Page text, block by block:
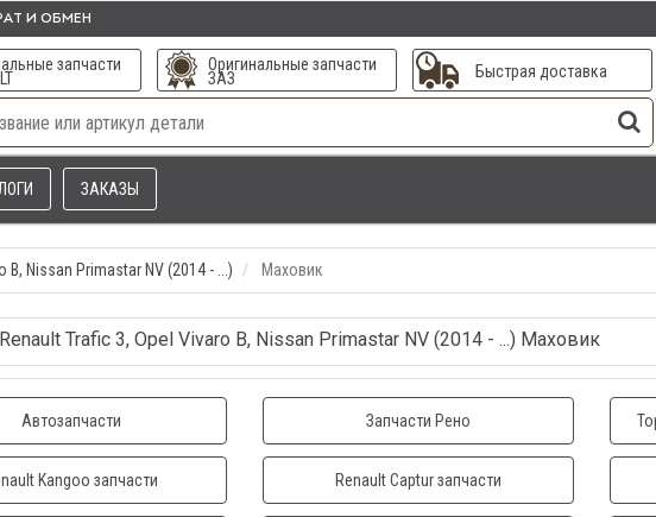
И ОБМЕН
запчасти Оригинальные запчасти
ЗАЗ Быстрая доставка
ЗАКАЗЫ
B, Nissan Primastar NV (2014 - ...) Маховик
Trafic 3, Opel Vivaro B, Nissan Primastar NV (2014 - ...) Маховик
Автозапчасти Запчасти Рено
Kangoo запчасти Renault Captur запчасти